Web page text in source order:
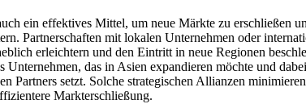
ein effektives Mittel, um neue Märkte zu erschließen
Partnerschaften mit lokalen Unternehmen oder
erleichtern und den Eintritt in neue Regionen
Unternehmen, das in Asien expandieren möchte und
Partners setzt. Solche strategischen Allianzen
Markterschließung.